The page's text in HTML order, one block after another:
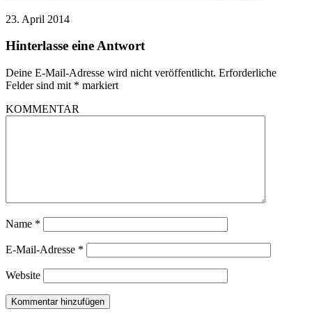
23. April 2014
Hinterlasse eine Antwort
Deine E-Mail-Adresse wird nicht veröffentlicht. Erforderliche
Felder sind mit * markiert
KOMMENTAR
Name *
E-Mail-Adresse *
Website